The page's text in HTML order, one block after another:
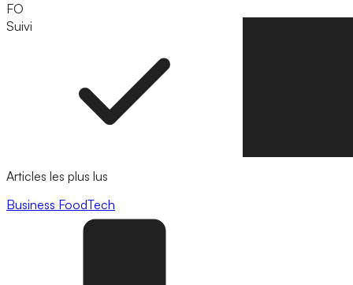
FO
Suivi
Articles les plus lus
Business FoodTech